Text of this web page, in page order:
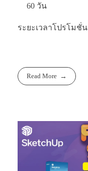
60 วัน
ระยะเวลาโปรโมชั่
Read More